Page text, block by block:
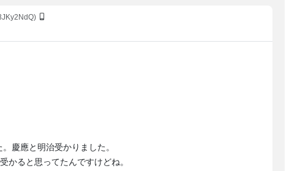
慶應と明治受かりました。
かると思ってたんですけどね。